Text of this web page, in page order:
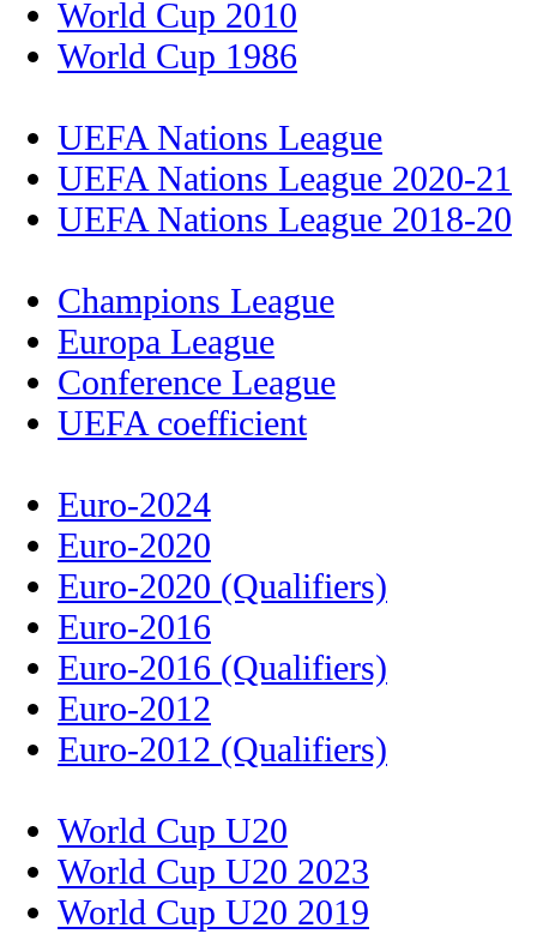
World Cup 2010
World Cup 1986
UEFA Nations League
UEFA Nations League 2020-21
UEFA Nations League 2018-20
Champions League
Europa League
Conference League
UEFA coefficient
Euro-2024
Euro-2020
Euro-2020 (Qualifiers)
Euro-2016
Euro-2016 (Qualifiers)
Euro-2012
Euro-2012 (Qualifiers)
World Cup U20
World Cup U20 2023
World Cup U20 2019